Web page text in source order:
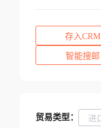
存入CRM
智能搜邮
贸易类型： 进